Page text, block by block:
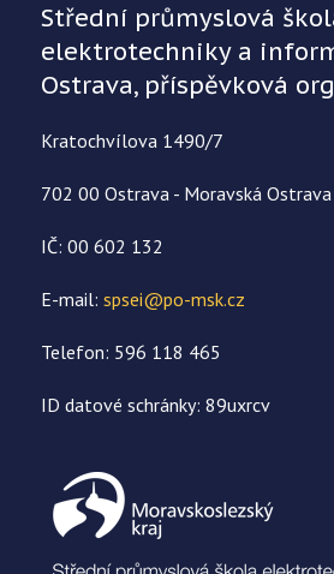
Střední průmyslová
elektrotechniky a
Ostrava, příspěvková
Kratochvílova 1490/7
702 00 Ostrava - Moravská Ostrava
IČ: 00 602 132
E-mail: spsei@po-msk.cz
Telefon: 596 118 465
ID datové schránky: 89uxrcv